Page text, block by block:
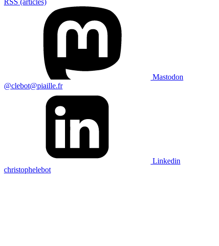
RSS (articles)
Mastodon
@clebot@piaille.fr
Linkedin
christophelebot